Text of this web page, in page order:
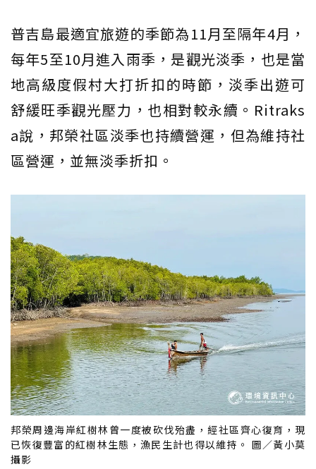
普吉島最適宜旅遊的季節為11月至隔年4月，
每年5至10月進入雨季，是觀光淡季，也是當
地高級度假村大打折扣的時節，淡季出遊可
舒緩旺季觀光壓力，也相對較永續。Ritraks
a說，邦榮社區淡季也持續營運，但為維持社
區營運，並無淡季折扣。
邦榮周邊海岸紅樹林曾一度被砍伐殆盡，經社區齊心復育，現
已恢復豐富的紅樹林生態，漁民生計也得以維持。 圖／黃小莫
攝影